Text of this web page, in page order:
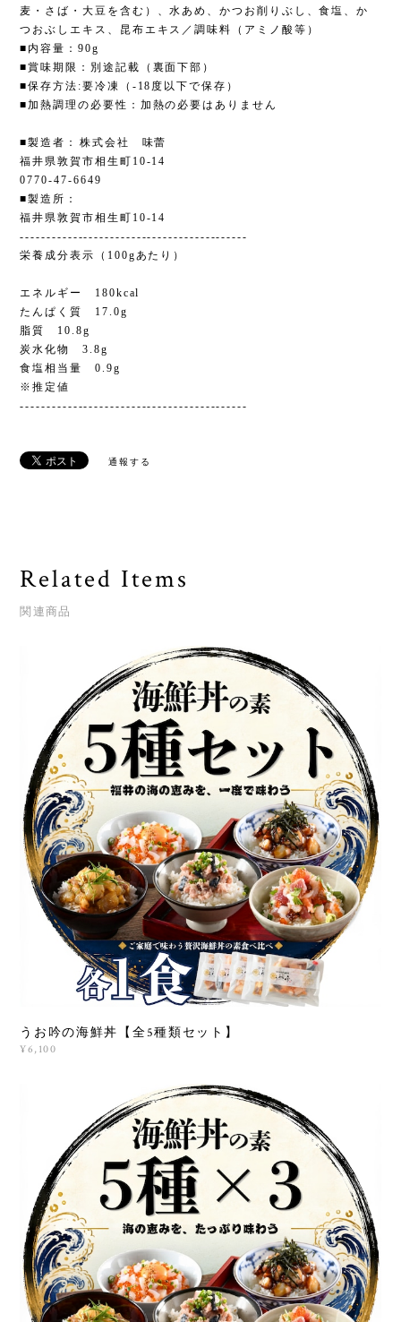
麦・さば・大豆を含む）、水あめ、かつお削りぶし、食塩、か
つおぶしエキス、昆布エキス／調味料（アミノ酸等）
■内容量：90g
■賞味期限：別途記載（裏面下部）
■保存方法:要冷凍（-18度以下で保存）
■加熱調理の必要性：加熱の必要はありません
■製造者：株式会社 味蕾
福井県敦賀市相生町10-14
0770-47-6649
■製造所：
福井県敦賀市相生町10-14
-------------------------------------------
栄養成分表示（100gあたり）
エネルギー 180kcal
たんぱく質 17.0g
脂質 10.8g
炭水化物 3.8g
食塩相当量 0.9g
※推定値
-------------------------------------------
通報する
Related Items
関連商品
うお吟の海鮮丼【全5種類セット】
¥6,100